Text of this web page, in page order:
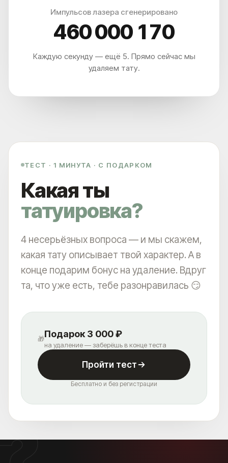
Импульсов лазера сгенерировано
460 000 176
Каждую секунду — ещё 5. Прямо сейчас мы
удаляем тату.
ТЕСТ · 1 МИНУТА · С ПОДАРКОМ
Какая ты
татуировка?
4 несерьёзных вопроса — и мы скажем,
какая тату описывает твой характер. А в
конце подарим бонус на удаление. Вдруг
та, что уже есть, тебе разонравилась 😏
🎁Подарок 3 000 ₽
на удаление — заберёшь в конце теста
Пройти тест
Бесплатно и без регистрации
В 5 МИНУТАХ ОТ М. ПАВЕЛЕЦКАЯ
А ДЛЯ ВОДИТЕЛЕЙ, У НАС ЕСТЬ БЕСПЛАТНАЯ ПАРКОВКА ДЛЯ
ОБОРУДОВАНИЕ
УДАЛЕНИЕ ТАТУ В РОССИИ
МУЗЫКА